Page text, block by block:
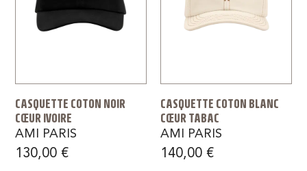
CASQUETTE COTON NOIR
CŒUR IVOIRE
AMI PARIS
130,00€
CASQUETTE COTON BLANC
CŒUR TABAC
AMI PARIS
140,00 €